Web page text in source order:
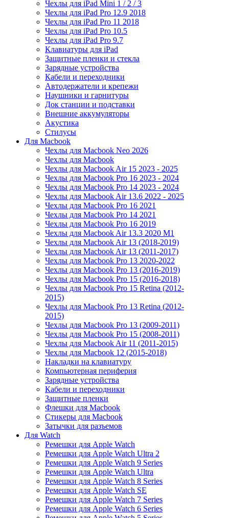
Чехлы для iPad Mini 1 / 2 / 3
Чехлы для iPad Pro 12.9 2018
Чехлы для iPad Pro 11 2018
Чехлы для iPad Pro 10.5
Чехлы для iPad Pro 9.7
Клавиатуры для iPad
Защитные пленки и стекла
Зарядные устройства
Кабели и переходники
Автодержатели и крепежи
Наушники и гарнитуры
Док станции и подставки
Внешние аккумуляторы
Акустика
Стилусы
Для Macbook
Чехлы для Macbook Neo 2026
Чехлы для Macbook
Чехлы для Macbook Air 15 2023 - 2025
Чехлы для Macbook Pro 16 2023 - 2024
Чехлы для Macbook Pro 14 2023 - 2024
Чехлы для Macbook Air 13.6 2022 - 2025
Чехлы для Macbook Pro 16 2021
Чехлы для Macbook Pro 14 2021
Чехлы для Macbook Pro 16 2019
Чехлы для Macbook Air 13.3 2020 M1
Чехлы для Macbook Air 13 (2018-2019)
Чехлы для Macbook Air 13 (2011-2017)
Чехлы для Macbook Pro 13 2020-2022
Чехлы для Macbook Pro 13 (2016-2019)
Чехлы для Macbook Pro 15 (2016-2018)
Чехлы для Macbook Pro 15 Retina (2012-
2015)
Чехлы для Macbook Pro 13 Retina (2012-
2015)
Чехлы для Macbook Pro 13 (2009-2011)
Чехлы для Macbook Pro 15 (2008-2011)
Чехлы для Macbook Air 11 (2011-2015)
Чехлы для Macbook 12 (2015-2018)
Накладки на клавиатуру
Компьютерная периферия
Зарядные устройства
Кабели и переходники
Защитные пленки
Флешки для Macbook
Стикеры для Macbook
Затычки для разъемов
Для Watch
Ремешки для Apple Watch
Ремешки для Apple Watch Ultra 2
Ремешки для Apple Watch 9 Series
Ремешки для Apple Watch Ultra
Ремешки для Apple Watch 8 Series
Ремешки для Apple Watch SE
Ремешки для Apple Watch 7 Series
Ремешки для Apple Watch 6 Series